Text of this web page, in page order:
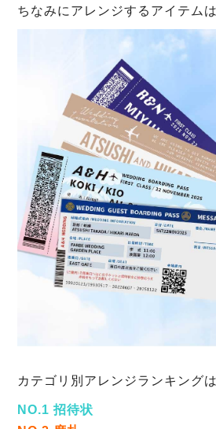
ちなみにアレンジするアイテム
カテゴリ別アレンジランキング
NO.1 招待状